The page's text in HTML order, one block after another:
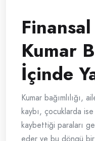
Finansal
Kumar
İçinde
Kumar bağımlılığı,
kaybı, çocuklarda
kaybettiği paraları